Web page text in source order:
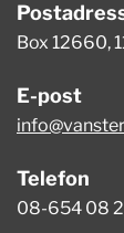
Box 12660,
E-post
Telefon
08-654 08